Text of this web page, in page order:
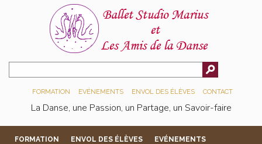
FORMATION EVÉNEMENTS ENVOL DES ÉLÈVES CONTACT
La Danse, une Passion, un Partage, un Savoir-faire
FORMATION ENVOL DES ÉLÈVES EVÉNEMENTS